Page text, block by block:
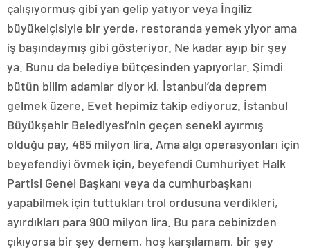
çalışıyormuş gibi yan gelip yatıyor veya İngiliz
büyükelçisiyle bir yerde, restoranda yemek yiyor ama
iş başındaymış gibi gösteriyor. Ne kadar ayıp bir şey
ya. Bunu da belediye bütçesinden yapıyorlar. Şimdi
bütün bilim adamlar diyor ki, İstanbul’da deprem
gelmek üzere. Evet hepimiz takip ediyoruz. İstanbul
Büyükşehir Belediyesi’nin geçen seneki ayırmış
olduğu pay, 485 milyon lira. Ama algı operasyonları için
beyefendiyi övmek için, beyefendi Cumhuriyet Halk
Partisi Genel Başkanı veya da cumhurbaşkanı
yapabilmek için tuttukları trol ordusuna verdikleri,
ayırdıkları para 900 milyon lira. Bu para cebinizden
çıkıyorsa bir şey demem, hoş karşılamam, bir şey